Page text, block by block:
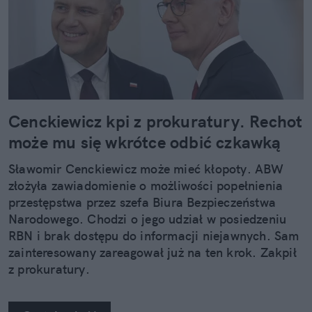
Cenckiewicz kpi z prokuratury. Rechot
może mu się wkrótce odbić czkawką
Sławomir Cenckiewicz może mieć kłopoty. ABW
złożyła zawiadomienie o możliwości popełnienia
przestępstwa przez szefa Biura Bezpieczeństwa
Narodowego. Chodzi o jego udział w posiedzeniu
RBN i brak dostępu do informacji niejawnych. Sam
zainteresowany zareagował już na ten krok. Zakpił
z prokuratury.